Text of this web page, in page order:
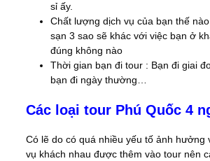
sỉ ấy.
Chất lượng dịch vụ của bạn thế
sạn 3 sao sẽ khác với việc bạn ở
đúng không nào
Thời gian bạn đi tour : Bạn đi giai
bạn đi ngày thường…
Các loại tour Phú Quốc 4
Có lẽ do có quá nhiều yếu tố ảnh hưởng
vụ khách nhau được thêm vào tour nên